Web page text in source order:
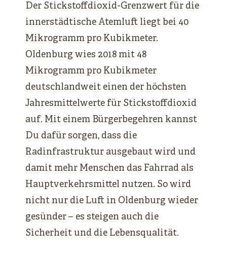
Der Stickstoffdioxid-Grenzwert für die
innerstädtische Atemluft liegt bei 40
Mikrogramm pro Kubikmeter.
Oldenburg wies 2018 mit 48
Mikrogramm pro Kubikmeter
deutschlandweit einen der höchsten
Jahresmittelwerte für Stickstoffdioxid
auf. Mit einem Bürgerbegehren kannst
Du dafür sorgen, dass die
Radinfrastruktur ausgebaut wird und
damit mehr Menschen das Fahrrad als
Hauptverkehrsmittel nutzen. So wird
nicht nur die Luft in Oldenburg wieder
gesünder – es steigen auch die
Sicherheit und die Lebensqualität.